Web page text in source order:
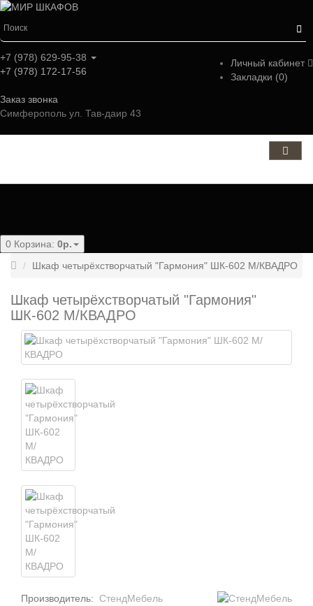
Личный кабинет
Закладки (0)
+7 (978) 629-95-38
+7 (978) 172-17-56
Заказ звонка
Симферополь ул. Тав-даир 43
0 Корзина: 0р.
Шкаф четырёхстворчатый "Гармония" ШК-602 М/КВАДРО
Шкаф четырёхстворчатый "Гармония"
ШК-602 М/КВАДРО
Производитель:
СтендМебель